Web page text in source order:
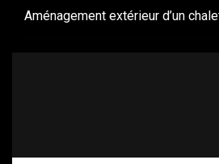
Aménagement extérieur d’un